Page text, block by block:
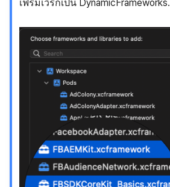
เฟรมเวิร์กเป็น DynamicFrameworks.